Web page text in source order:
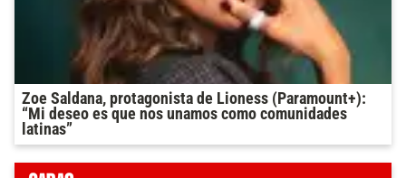
Zoe Saldana, protagonista de Lioness (Paramount+):
“Mi deseo es que nos unamos como comunidades
latinas”